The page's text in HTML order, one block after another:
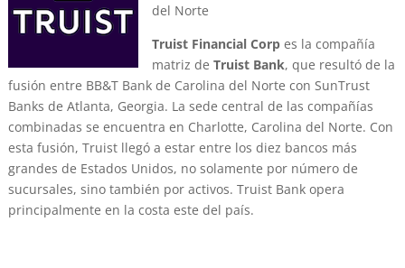
del Norte
Truist Financial Corpes la compañía
matriz de Truist Bank, que resultó de la
fusión entre BB&T Bank de Carolina del Norte con SunTrust
Banks de Atlanta, Georgia. La sede central de las compañías
combinadas se encuentra en Charlotte, Carolina del Norte. Con
esta fusión, Truist llegó a estar entre los diez bancos más
grandes de Estados Unidos, no solamente por número de
sucursales, sino también por activos. Truist Bank opera
principalmente en la costa este del país.